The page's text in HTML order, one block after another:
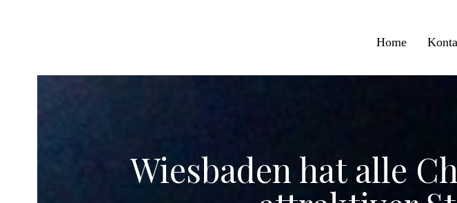
Home
Wiesbaden hat alle